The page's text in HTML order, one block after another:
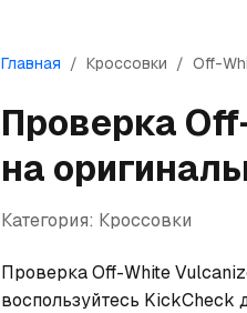
Главная / Кроссовки / Off-
Проверка
на
Категория: Кроссовки
Проверка Off-White
воспользуйтесь KickCheck